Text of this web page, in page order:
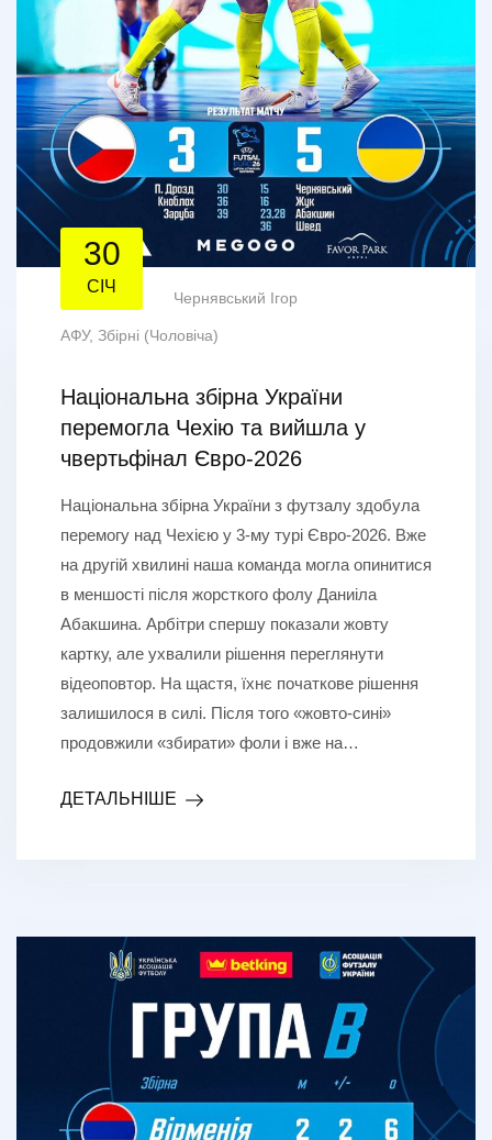
30
СІЧ
Чернявський Ігор
АФУ, Збірні (Чоловіча)
Національна збірна України
перемогла Чехію та вийшла у
чвертьфінал Євро-2026
Національна збірна України з футзалу здобула
перемогу над Чехією у 3-му турі Євро-2026. Вже
на другій хвилині наша команда могла опинитися
в меншості після жорсткого фолу Даниіла
Абакшина. Арбітри спершу показали жовту
картку, але ухвалили рішення переглянути
відеоповтор. На щастя, їхнє початкове рішення
залишилося в силі. Після того «жовто-сині»
продовжили «збирати» фоли і вже на…
ДЕТАЛЬНІШЕ